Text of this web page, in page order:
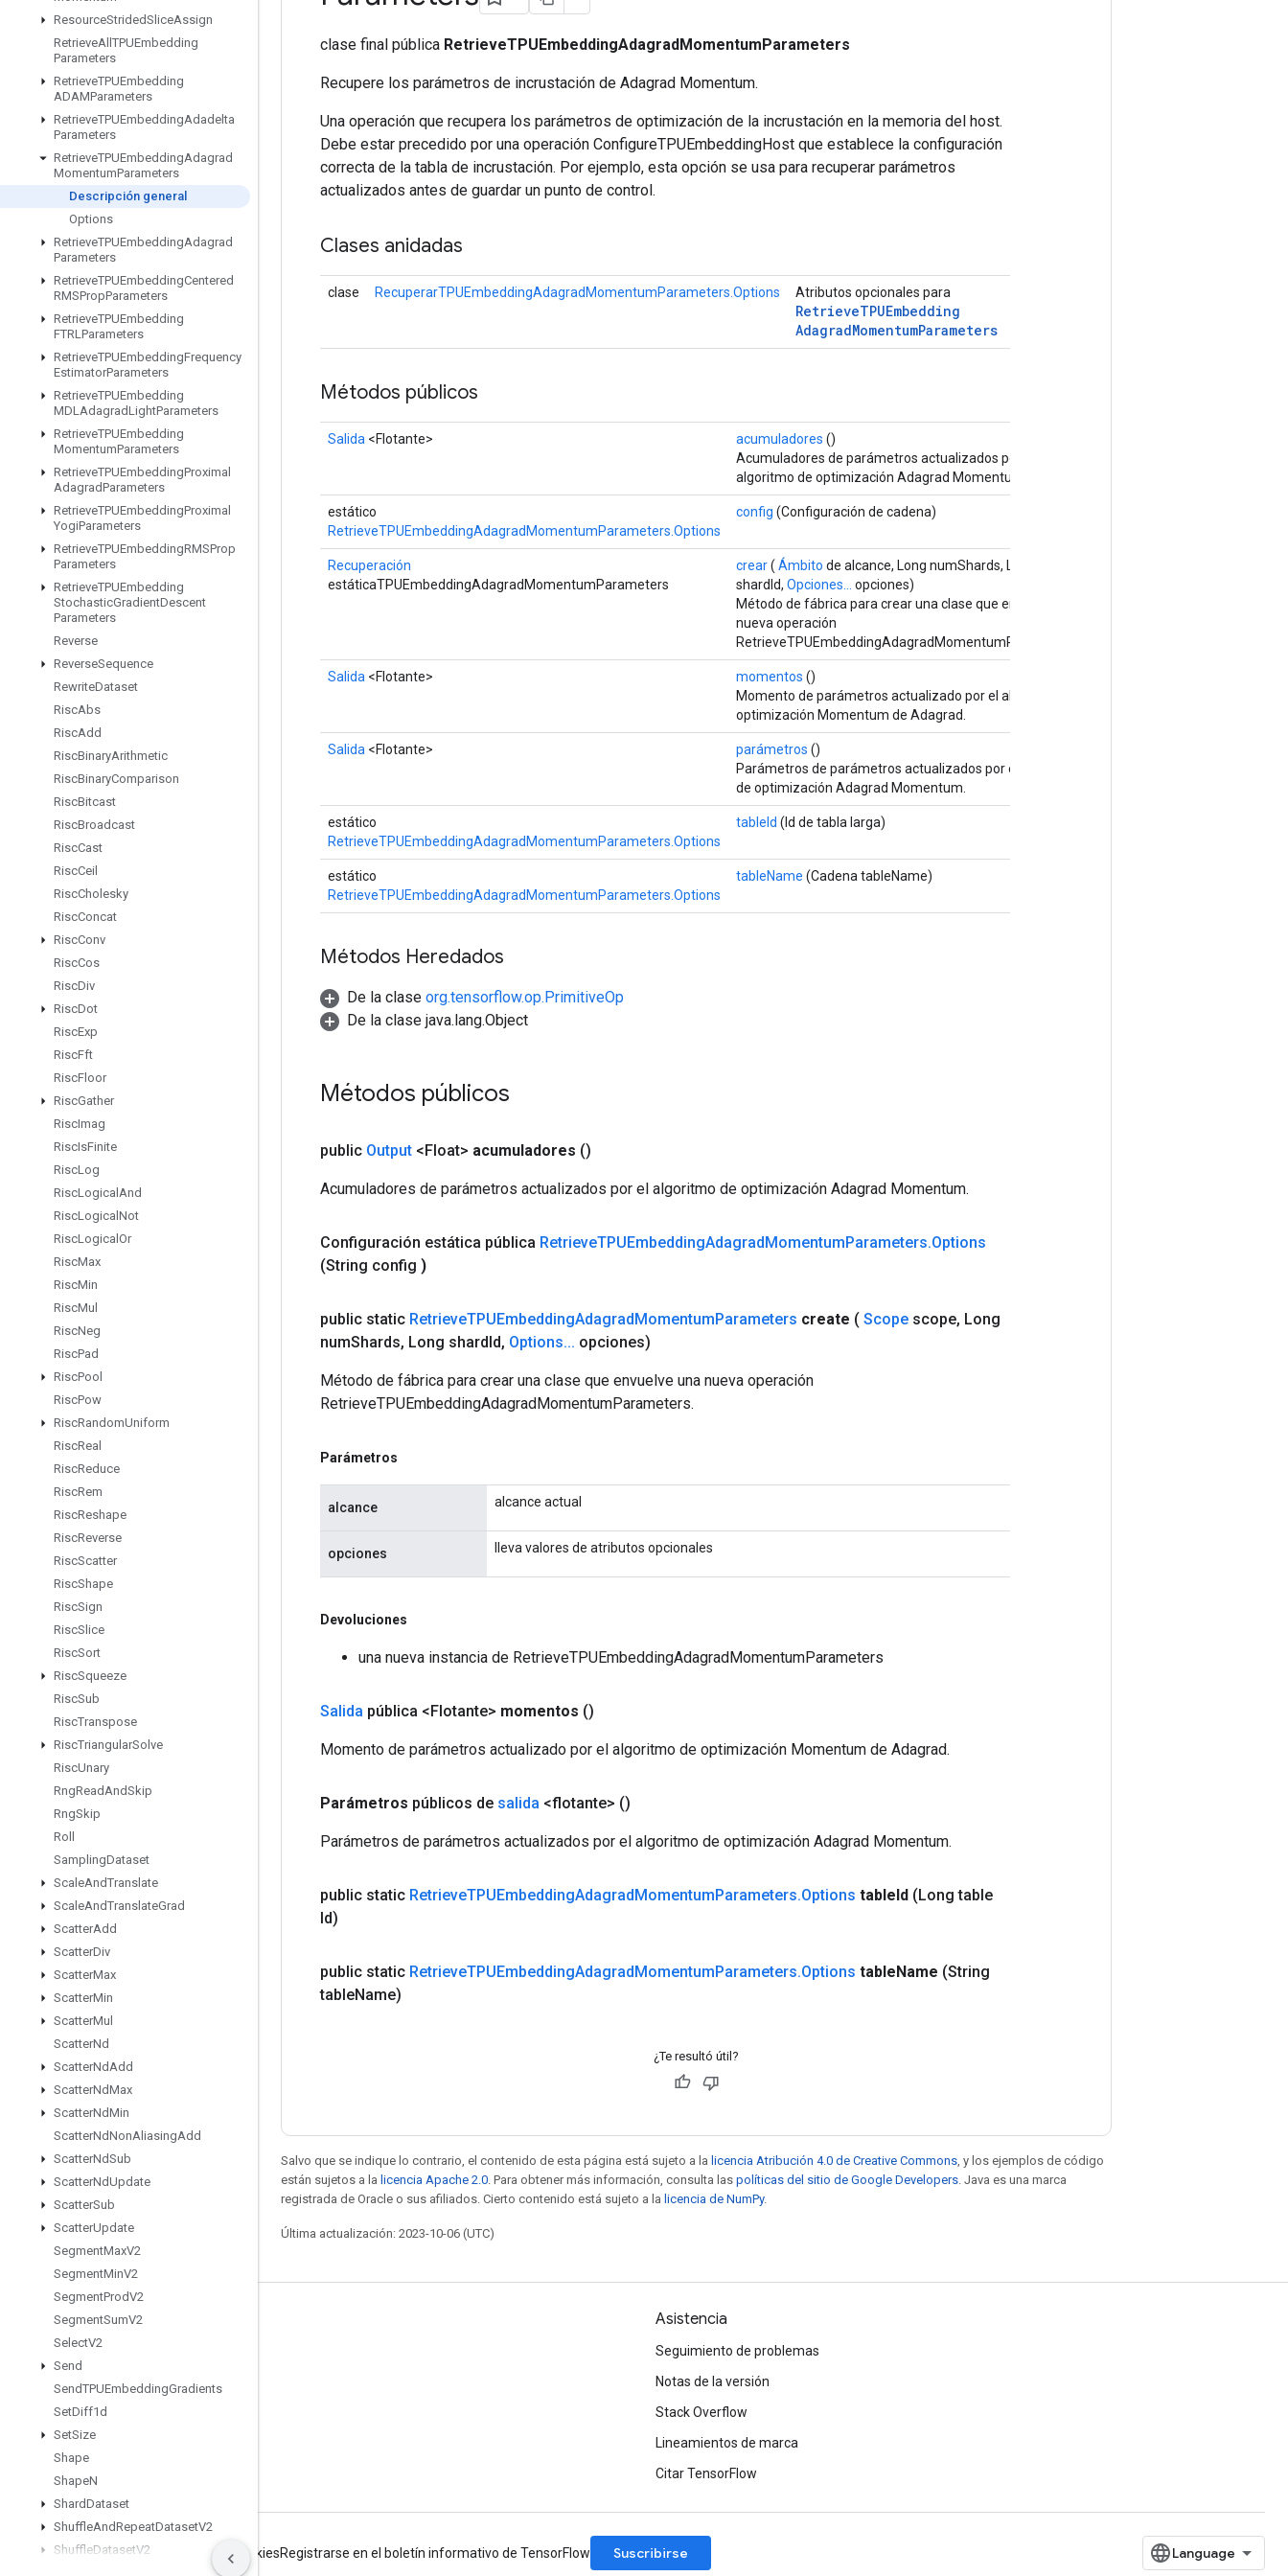
ResourceStridedSliceAssign
RetrieveAll TPUEmbedding
Parameters
RetrieveTPUEmbedding
ADAMParameters
RetrieveTPUEmbeddingAdadelta
Parameters
RetrieveTPUEmbeddingAdagrad
MomentumParameters
Descripción general
Options
RetrieveTPUEmbeddingAdagrad
Parameters
RetrieveTPUEmbeddingCentered
RMSPropParameters
RetrieveTPUEmbedding
FTRLParameters
RetrieveTPUEmbeddingFrequency
EstimatorParameters
RetrieveTPUEmbedding
MDLAdagradLightParameters
RetrieveTPUEmbedding
MomentumParameters
RetrieveTPUEmbeddingProximal
AdagradParameters
RetrieveTPUEmbeddingProximal
YogiParameters
RetrieveTPUEmbeddingRMSProp
Parameters
RetrieveTPUEmbedding
StochasticGradientDescent
Parameters
Reverse
ReverseSequence
RewriteDataset
RiscAbs
RiscAdd
RiscBinaryArithmetic
RiscBinaryComparison
RiscBitcast
RiscBroadcast
RiscCast
RiscCeil
RiscCholesky
RiscConcat
RiscConv
RiscCos
RiscDiv
RiscDot
RiscExp
RiscFft
RiscFloor
RiscGather
RiscImag
RiscIsFinite
RiscLog
RiscLogical And
RiscLogical Not
RiscLogical Or
RiscMax
RiscMin
RiscMul
RiscNeg
RiscPad
RiscPool
RiscPow
RiscRandomUniform
RiscReal
RiscReduce
RiscRem
RiscReshape
RiscReverse
RiscScatter
RiscShape
RiscSign
RiscSlice
RiscSort
RiscSqueeze
RiscSub
RiscTranspose
RiscTriangularSolve
RiscUnary
RngReadAndSkip
RngSkip
Roll
SamplingDataset
ScaleAndTranslate
ScaleAndTranslateGrad
ScatterAdd
ScatterDiv
ScatterMax
ScatterMin
ScatterMul
ScatterNd
ScatterNdAdd
ScatterNdMax
ScatterNdMin
ScatterNdNonAliasingAdd
ScatterNdSub
ScatterNdUpdate
ScatterSub
ScatterUpdate
SegmentMaxV2
SegmentMinV2
SegmentProdV2
SegmentSumV2
SelectV2
Send
SendTPUEmbeddingGradients
SetDiff1d
SetSize
Shape
ShapeN
ShardDataset
ShuffleAndRepeatDatasetV2
ShuffleDatasetV2
clase final pública RetrieveTPUEmbeddingAdagradMomentumParameters
Recupere los parámetros de incrustación de Adagrad Momentum.
Una operación que recupera los parámetros de optimización de la incrustación en la memoria del host.
Debe estar precedido por una operación ConfigureTPUEmbeddingHost que establece la configuración
correcta de la tabla de incrustación. Por ejemplo, esta opción se usa para recuperar parámetros
actualizados antes de guardar un punto de control.
Clases anidadas
clase RecuperarTPUEmbeddingAdagradMomentumParameters.Options Atributos opcionales para
RetrieveTPUEmbedding
AdagradMomentumParameters
Métodos públicos
Salida <Flotante> acumuladores ()
Acumuladores de parámetros actualizados por el
algoritmo de optimización Adagrad Momentum.
estático
RetrieveTPUEmbeddingAdagradMomentumParameters.Options
config (Configuración de cadena)
Recuperación
estáticaTPUEmbeddingAdagradMomentumParameters
crear( Ámbito de alcance, Long numShards, Long
shardId, Opciones...
opciones)
Método de fábrica para crear una clase que envuelve una
nueva operación
RetrieveTPUEmbeddingAdagradMomentumParameters.
Salida <Flotante> momentos ()
Momento de parámetros actualizado por el algoritmo de
optimización Momentum de Adagrad.
Salida <Flotante> parámetros ()
Parámetros de parámetros actualizados por el algoritmo
de optimización Adagrad Momentum.
estático
RetrieveTPUEmbeddingAdagradMomentumParameters.Options
tableId (Id de tabla larga)
estático
RetrieveTPUEmbeddingAdagradMomentumParameters.Options
tableName (Cadena tableName)
Métodos Heredados
De la clase org.tensorflow.op.PrimitiveOp
De la clase java.lang.Object
Métodos públicos
public Output <Float> acumuladores ()
Acumuladores de parámetros actualizados por el algoritmo de optimización Adagrad Momentum.
Configuración estática pública RetrieveTPUEmbeddingAdagradMomentumParameters.Options
(String config )
public static RetrieveTPUEmbeddingAdagradMomentumParameters create ( Scope scope, Long
numShards, Long shardId, Options... opciones)
Método de fábrica para crear una clase que envuelve una nueva operación
RetrieveTPUEmbeddingAdagradMomentumParameters.
Parámetros
alcance alcance actual
opciones lleva valores de atributos opcionales
Devoluciones
una nueva instancia de RetrieveTPUEmbeddingAdagradMomentumParameters
Salida pública <Flotante> momentos ()
Momento de parámetros actualizado por el algoritmo de optimización Momentum de Adagrad.
Parámetros públicos de salida <flotante> ()
Parámetros de parámetros actualizados por el algoritmo de optimización Adagrad Momentum.
public static RetrieveTPUEmbeddingAdagradMomentumParameters.Options tableId (Long table
Id)
public static RetrieveTPUEmbeddingAdagradMomentumParameters.Options tableName (String
tableName)
¿Te resultó útil?
Salvo que se indique lo contrario, el contenido de esta página está sujeto a la licencia Atribución 4.0 de Creative Commons , y los ejemplos de código
están sujetos a la licencia Apache 2.0 . Para obtener más información, consulta las políticas del sitio de Google Developers . Java es una marca
registrada de Oracle o sus afiliados. Cierto contenido está sujeto a la licencia de NumPy.
Última actualización: 2023-10-06 (UTC)
Mantente conectado
GitHub
Twitter
YouTube
Asistencia
Seguimiento de problemas
Notas de la versión
Stack Overflow
Lineamientos de marca
Citar TensorFlow
Condiciones Privacidad Manage cookiesRegistrarse en el boletín informativo de TensorFlow Suscribirse